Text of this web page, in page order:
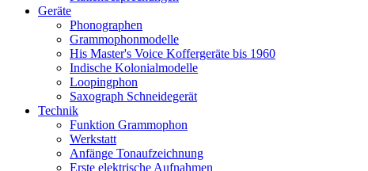
Geräte
Phonographen
Grammophonmodelle
His Master's Voice Koffergeräte bis 1960
Indische Kolonialmodelle
Loopingphon
Saxograph Schneidegerät
Technik
Funktion Grammophon
Werkstatt
Anfänge Tonaufzeichnung
Erste elektrische Aufnahmen